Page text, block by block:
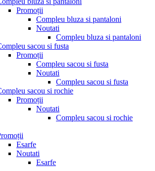
Promoții
Compleu bluza si pantaloni
Noutati
Compleu bluza si pantaloni
sacou si fusta
Promoții
Compleu sacou si fusta
Noutati
Compleu sacou si fusta
sacou si rochie
Promoții
Noutati
Compleu sacou si rochie
Esarfe
Noutati
Esarfe